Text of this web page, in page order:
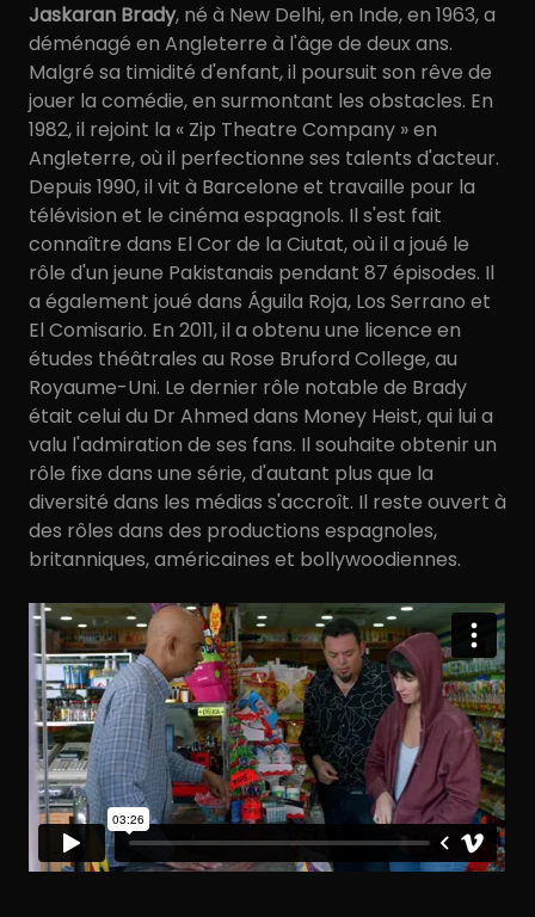
Jaskaran Brady, né à New Delhi, en Inde, en 1963, a
déménagé en Angleterre à l'âge de deux ans.
Malgré sa timidité d'enfant, il poursuit son rêve de
jouer la comédie, en surmontant les obstacles. En
1982, il rejoint la « Zip Theatre Company » en
Angleterre, où il perfectionne ses talents d'acteur.
Depuis 1990, il vit à Barcelone et travaille pour la
télévision et le cinéma espagnols. Il s'est fait
connaître dans El Cor de la Ciutat, où il a joué le
rôle d'un jeune Pakistanais pendant 87 épisodes. Il
a également joué dans Águila Roja, Los Serrano et
El Comisario. En 2011, il a obtenu une licence en
études théâtrales au Rose Bruford College, au
Royaume-Uni. Le dernier rôle notable de Brady
était celui du Dr Ahmed dans Money Heist, qui lui a
valu l'admiration de ses fans. Il souhaite obtenir un
rôle fixe dans une série, d'autant plus que la
diversité dans les médias s'accroît. Il reste ouvert à
des rôles dans des productions espagnoles,
britanniques, américaines et bollywoodiennes.